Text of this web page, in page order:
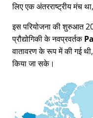
लिए एक अंतरराष्ट्रीय मंच
इस परियोजना की शुरुआत
प्रौद्योगिकी के नवप्रवर्तक
वातावरण के रूप में की गई
किया जा सके।